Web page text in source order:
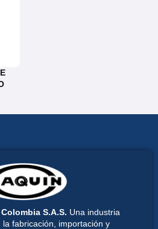
S.A.S. Una industria
la fabricación, importación y